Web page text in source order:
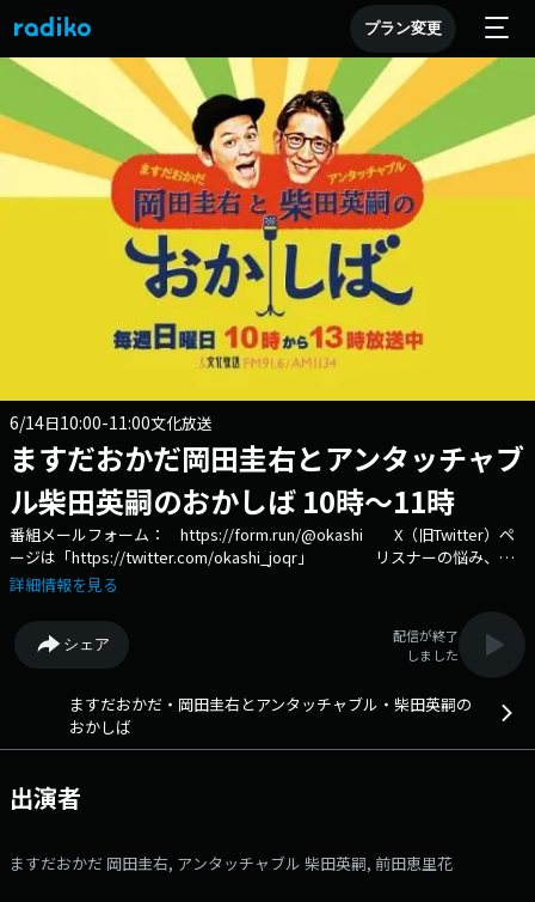
プラン変更
6/14日10:00-11:00文化放送
ますだおかだ岡田圭右とアンタッチャブ
ル柴田英嗣のおかしば 10時～11時
番組メールフォーム： https://form.run/@okashi X（旧Twitter）ペ
ージは「https://twitter.com/okashi_joqr」 リスナーの悩み、怒
り、悲しみ、に寄り添い、時には喜び、楽しさをリスナーと共有しなが
いていれば、悩んでいる自分がバカらしくなる超絶ポジティブバラエテ
ィ！ 文化放送公式X（旧Twitter）アカウントは「@joqrpr」 文化
放送公式X（旧Twitter）ハッシュタグは「#文化放送」 文化放送公式
facebookページは 「https://www.facebook.com/1134joqr」 文化放
送公式LINEは「@joqr_916」
詳細情報を見る
シェア
配信が終了
しました
ますだおかだ・岡田圭右とアンタッチャブル・柴田英嗣の
おかしば
出演者
ますだおかだ 岡田圭右, アンタッチャブル 柴田英嗣, 前田恵里花